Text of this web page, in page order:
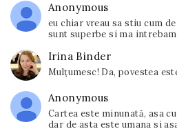
Anonymous
eu chiar vreau sa stiu cum
sunt superbe si ma
Irina Binder
Mulțumesc! Da, povestea
Anonymous
Cartea este minunată, asa
dar de asta este umana si